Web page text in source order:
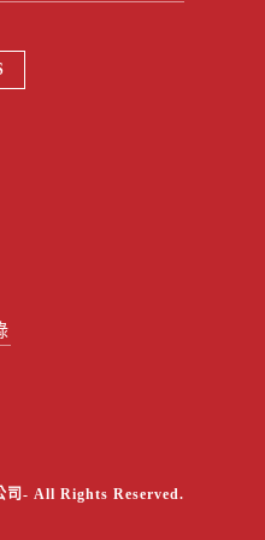
司- All Rights Reserved.